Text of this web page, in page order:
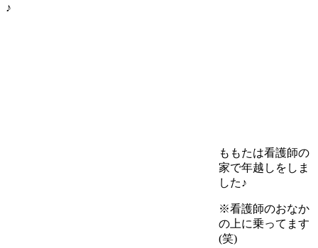
♪
ももたは看護師の
家で年越しをしま
した♪
※看護師のおなか
の上に乗ってます
(笑)